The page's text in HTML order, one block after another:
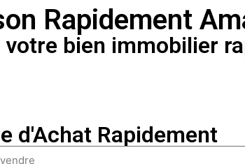
Rapidement
bien immobilier
d'Achat Rapidement